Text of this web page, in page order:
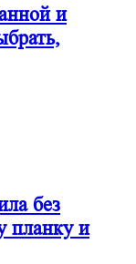
и
без
планку и